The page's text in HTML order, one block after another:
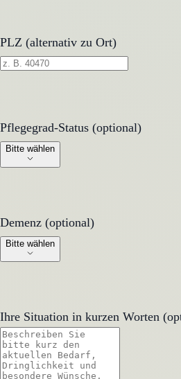
PLZ (alternativ zu Ort)
Pflegegrad-Status (optional)
Pflegegrad-Status (optional)
Bitte wählen
Demenz (optional)
Demenz (optional)
Bitte wählen
Ihre Situation in kurzen Worten